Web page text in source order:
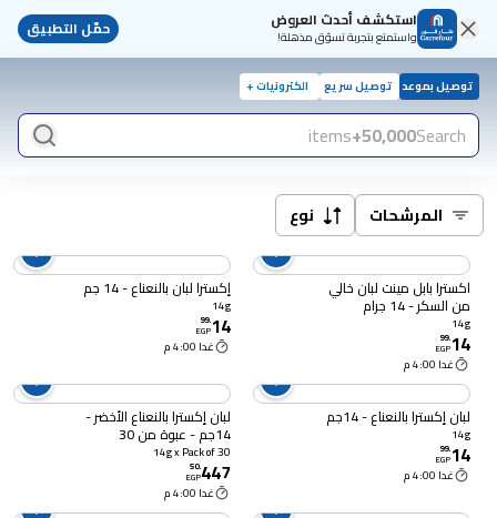
استكشف أحدث العروض
واستمتع بتجربة تسوّق مذهلة! حمّل التطبيق
توصيل بموعد توصيل سريع الكترونيات +
Search
50,000+
items
المرشحات نوع
اكسترا بابل مينت لبان خالي
من السكر - 14 جرام
14g
14
.
99
EGP
غدا 4:00 م
إكسترا لبان بالنعناع - 14 جم
14g
14
.
99
EGP
غدا 4:00 م
لبان إكسترا بالنعناع - 14جم
14g
14
.
99
EGP
غدا 4:00 م
لبان إكسترا بالنعناع الأخضر -
14جم - عبوة من 30
14g x Pack of 30
447
.
50
EGP
غدا 4:00 م